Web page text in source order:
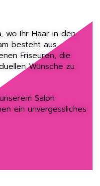
wo Ihr Haar in den
besteht aus
Friseuren, die
Wünsche zu
Salon
ein unvergessliches